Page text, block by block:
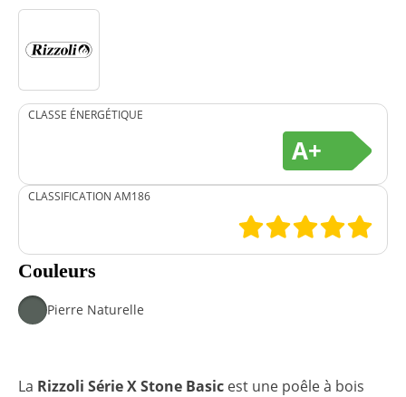
CLASSE ÉNERGÉTIQUE
A+
CLASSIFICATION AM186
Couleurs
Pierre Naturelle
La Rizzoli Série X Stone Basic est une poêle à bois